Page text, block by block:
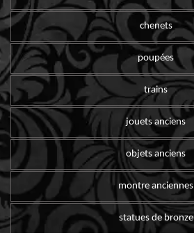
chenets
poupées
trains
jouets anciens
objets anciens
montre anciennes
statues de bronze